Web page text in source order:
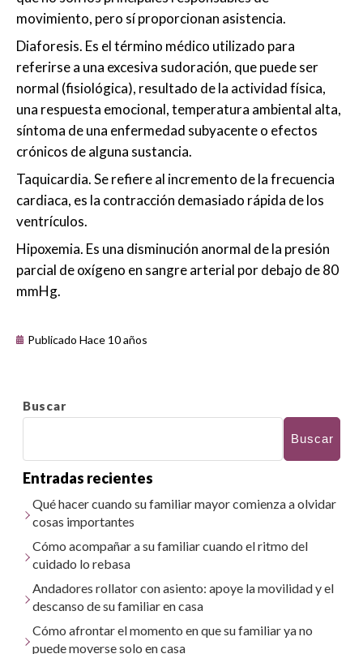
movimiento, pero sí proporcionan asistencia.
Diaforesis. Es el término médico utilizado para
referirse a una excesiva sudoración, que puede ser
normal (fisiológica), resultado de la actividad física,
una respuesta emocional, temperatura ambiental alta,
síntoma de una enfermedad subyacente o efectos
crónicos de alguna sustancia.
Taquicardia. Se refiere al incremento de la frecuencia
cardiaca, es la contracción demasiado rápida de los
ventrículos.
Hipoxemia. Es una disminución anormal de la presión
parcial de oxígeno en sangre arterial por debajo de 80
mmHg.
Publicado Hace 10 años
Buscar
Buscar
Entradas recientes
Qué hacer cuando su familiar mayor comienza a olvidar
cosas importantes
Cómo acompañar a su familiar cuando el ritmo del
cuidado lo rebasa
Andadores rollator con asiento: apoye la movilidad y el
descanso de su familiar en casa
Cómo afrontar el momento en que su familiar ya no
puede moverse solo en casa